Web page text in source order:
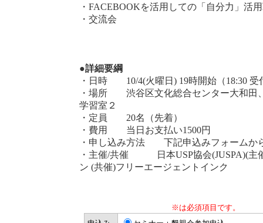
・FACEBOOKを活用しての「自分力」活
・交流会
●詳細要綱
・日時 10/4(火曜日) 19時開始（18:30 受
・場所 渋谷区文化総合センター大和田
学習室２
・定員 20名（先着）
・費用 当日お支払い1500円
・申し込み方法 下記申込みフォームか
・主催/共催 日本USP協会(JUSPA)(
ン (共催)フリーエージェントインク